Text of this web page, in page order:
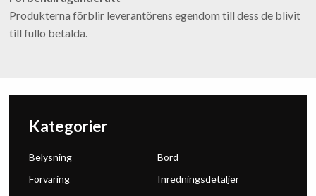
Produkterna förblir leverantörens egendom till dess de blivit
till fullo betalda.
Kategorier
Belysning
Bord
Förvaring
Inredningsdetaljer